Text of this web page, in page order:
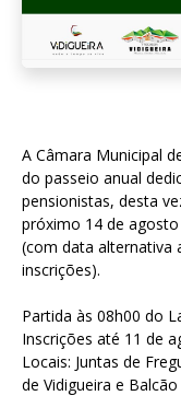
A Câmara Municipal
do passeio anual
pensionistas, desta
próximo 14 de agosto
(com data alternativa
inscrições).
Partida às 08h00 do
Inscrições até 11 de
Locais: Juntas de
de Vidigueira e